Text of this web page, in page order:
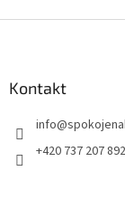
Kontakt
info@
+420 737 207 892